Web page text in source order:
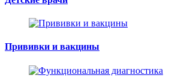
Прививки и вакцины